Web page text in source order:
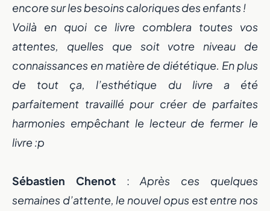
encore sur les besoins caloriques des enfants !
Voilà en quoi ce livre comblera toutes vos
attentes, quelles que soit votre niveau de
connaissances en matière de diététique. En plus
de tout ça, l’esthétique du livre a été
parfaitement travaillé pour créer de parfaites
harmonies empêchant le lecteur de fermer le
livre :p
Sébastien Chenot :Après ces quelques
semaines d’attente, le nouvel opus est entre nos